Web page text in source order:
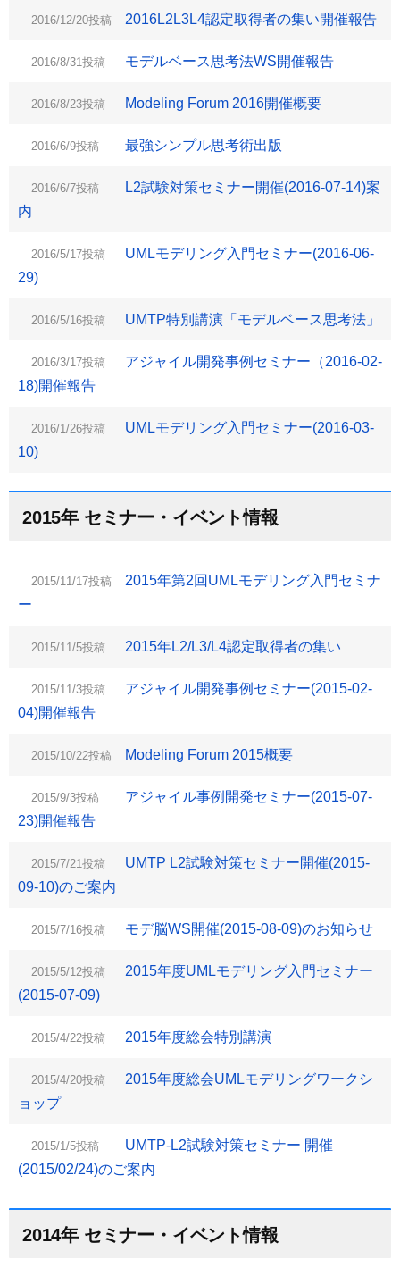
2016/12/20投稿 2016L2L3L4認定取得者の集い開催報告
2016/8/31投稿 モデルベース思考法WS開催報告
2016/8/23投稿 Modeling Forum 2016開催概要
2016/6/9投稿 最強シンプル思考術出版
2016/6/7投稿
L2試験対策セミナー開催(2016-07-14)案
内
2016/5/17投稿
UMLモデリング入門セミナー(2016-06-
29)
2016/5/16投稿 UMTP特別講演「モデルベース思考法」
2016/3/17投稿
アジャイル開発事例セミナー（2016-02-
18)開催報告
2016/1/26投稿
UMLモデリング入門セミナー(2016-03-
10)
2015年 セミナー・イベント情報
2015/11/17投稿
2015年第2回UMLモデリング入門セミナ
ー
2015/11/5投稿 2015年L2/L3/L4認定取得者の集い
2015/11/3投稿
アジャイル開発事例セミナー(2015-02-
04)開催報告
2015/10/22投稿 Modeling Forum 2015概要
2015/9/3投稿
アジャイル事例開発セミナー(2015-07-
23)開催報告
2015/7/21投稿
UMTP L2試験対策セミナー開催(2015-
09-10)のご案内
2015/7/16投稿 モデ脳WS開催(2015-08-09)のお知らせ
2015/5/12投稿
2015年度UMLモデリング入門セミナー
(2015-07-09)
2015/4/22投稿 2015年度総会特別講演
2015/4/20投稿
2015年度総会UMLモデリングワークシ
ョップ
2015/1/5投稿
UMTP-L2試験対策セミナー 開催
(2015/02/24)のご案内
2014年 セミナー・イベント情報